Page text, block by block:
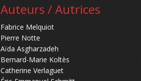
Auteurs / Autrices
Fabrice Melquiot
Pierre Notte
Aïda Asgharzadeh
Bernard-Marie Koltès
Catherine Verlaguet